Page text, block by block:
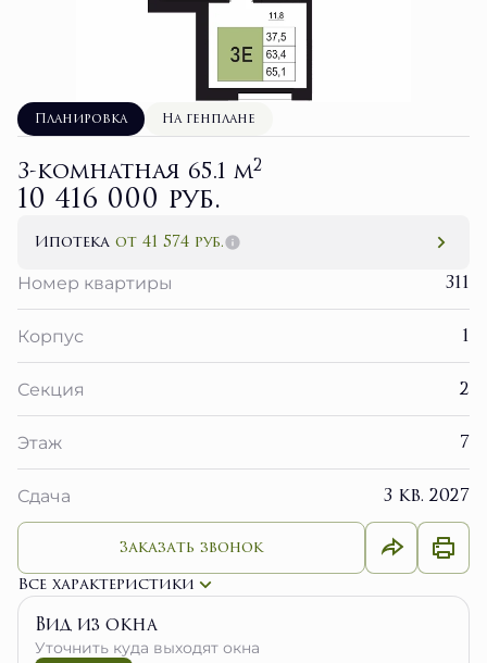
Планировка На генплане
3-комнатная 65.1 м2
10 416 000 руб.
Ипотека от 41 574 руб.
Номер квартиры
311
Корпус 1
Секция 2
Этаж 7
Сдача 3 кв. 2027
Заказать звонок
Все характеристики
Вид из окна
Уточнить куда выходят окна